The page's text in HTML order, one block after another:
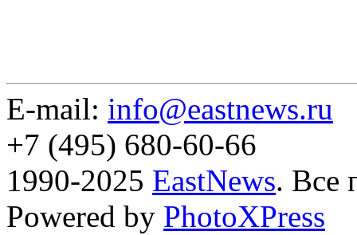
E-mail: info@eastnews.ru
+7 (495) 680-60-66
1990-2025 EastNews. Все
Powered by PhotoXPress